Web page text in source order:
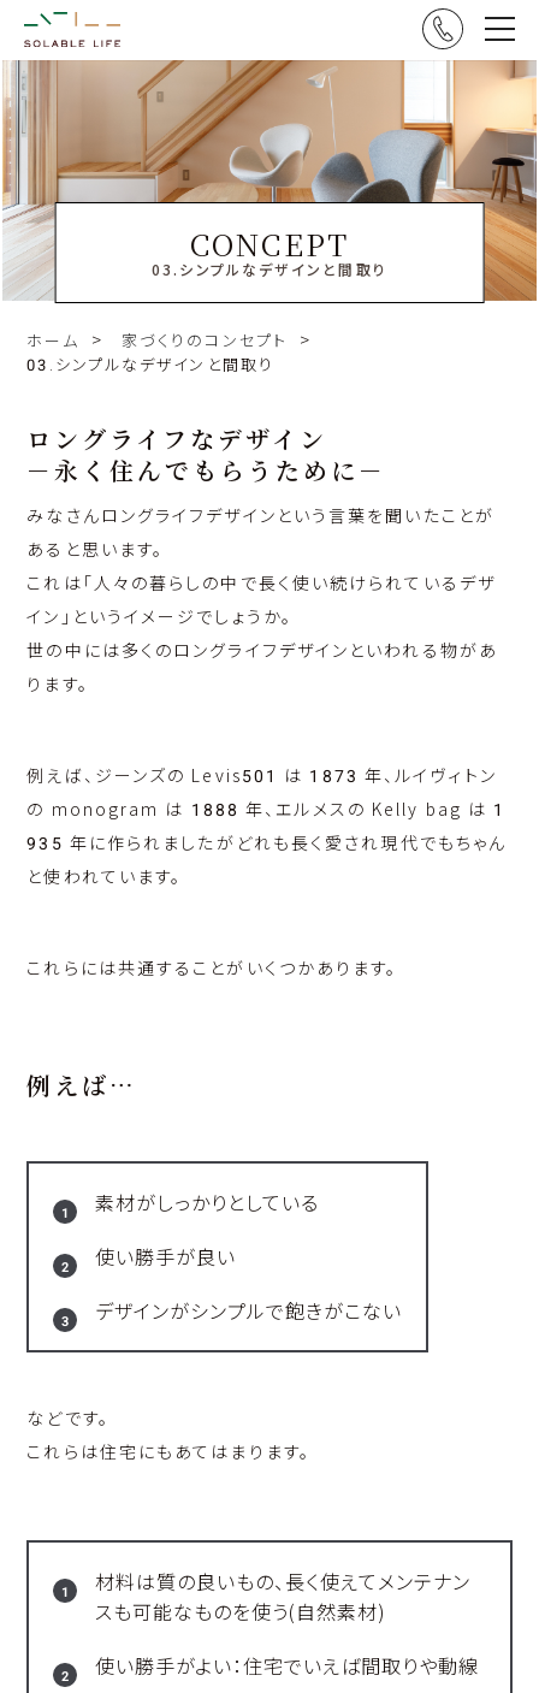
CONCEPT
03.シンプルなデザインと間取り
ホーム
家づくりのコンセプト
03.シンプルなデザインと間取り
ロングライフなデザイン
－永く住んでもらうために－
みなさんロングライフデザインという言葉を聞いたことが
あると思います。
これは「人々の暮らしの中で長く使い続けられているデザ
イン」というイメージでしょうか。
世の中には多くのロングライフデザインといわれる物があ
ります。
例えば、ジーンズの Levis501 は 1873 年、ルイヴィトン
の monogram は 1888 年、エルメスの Kelly bag は 1
935 年に作られましたがどれも長く愛され現代でもちゃん
と使われています。
これらには共通することがいくつかあります。
例えば…
素材がしっかりとしている
使い勝手が良い
デザインがシンプルで飽きがこない
などです。
これらは住宅にもあてはまります。
材料は質の良いもの、長く使えてメンテナン
スも可能なものを使う(自然素材)
使い勝手がよい：住宅でいえば間取りや動線